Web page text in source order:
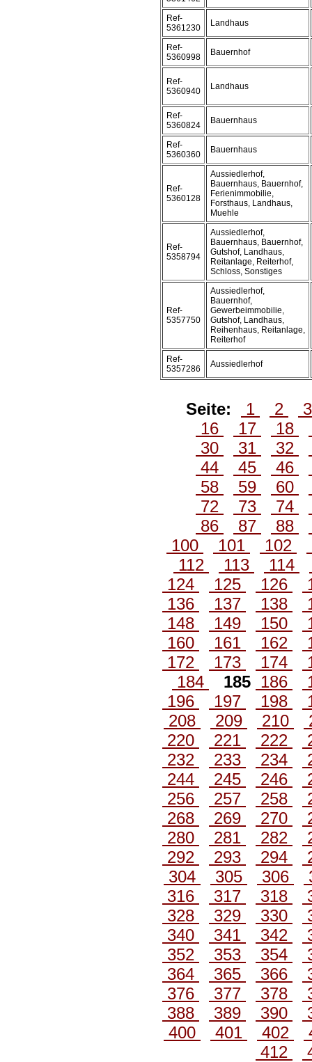
Ref-
5361230
Landhaus
Ref-
5360998
Bauernhof
Ref-
5360940
Landhaus
Ref-
5360824
Bauernhaus
Ref-
5360360
Bauernhaus
Ref-
5360128
Aussiedlerhof,
Bauernhaus, Bauernhof,
Ferienimmobilie,
Forsthaus, Landhaus,
Muehle
Ref-
5358794
Aussiedlerhof,
Bauernhaus, Bauernhof,
Gutshof, Landhaus,
Reitanlage, Reiterhof,
Schloss, Sonstiges
Ref-
5357750
Aussiedlerhof,
Bauernhof,
Gewerbeimmobilie,
Gutshof, Landhaus,
Reihenhaus, Reitanlage,
Reiterhof
Ref-
5357286
Aussiedlerhof
Seite: 1 2
16
17 18
30
31 32
44
45 46
58
59 60
72
73 74
86
87 88
100
101 102
112
113 114
124
125 126
136
137 138
148
149 150
160
161 162
172
173 174
184
185 186
196
197 198
208
209 210
220
221 222
232
233 234
244
245 246
256
257 258
268
269 270
280
281 282
292
293 294
304
305 306
316
317 318
328
329 330
340
341 342
352
353 354
364
365 366
376
377 378
388
389 390
400
401 402
412